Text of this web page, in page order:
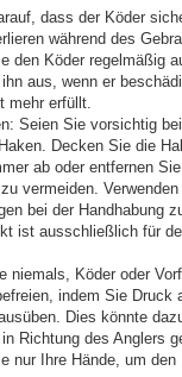
dass der Köder
während des
den Köder regelmäßig
aus, wenn er
mehr erfüllt.
Seien Sie vorsichtig
Decken Sie die
ab oder entfernen
vermeiden.
bei der Handhabung
ist ausschließlich für
niemals, Köder oder
indem Sie Druck
Dies könnte
Richtung des Anglers
nur Ihre Hände, um